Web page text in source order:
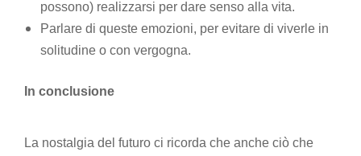
possono) realizzarsi per dare senso alla vita.
Parlare di queste emozioni, per evitare di viverle in
solitudine o con vergogna.
In conclusione
La nostalgia del futuro ci ricorda che anche ciò che